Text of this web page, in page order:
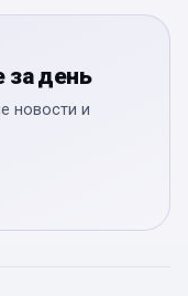
за день
новости и